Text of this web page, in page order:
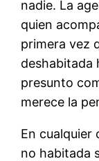
nadie. La
quien
primera vez
deshabitada
presunto
merece la
En cualquier
no habitada